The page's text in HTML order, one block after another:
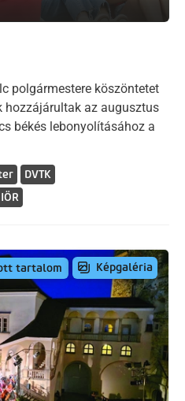
polgármestere köszöntetet
hozzájárultak az augusztus
békés lebonyolításához a
DVTK
tartalom Képgaléria